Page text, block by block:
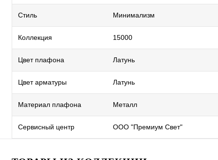
Стиль Минимализм
Коллекция 15000
Цвет плафона Латунь
Цвет арматуры Латунь
Материал плафона Металл
Сервисный центр ООО "Премиум Свет"